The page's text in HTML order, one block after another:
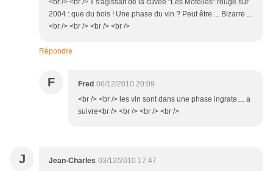
<br /> <br /> Il s'agissait de la cuvée "Les Motelles" rouge sur
2004 : que du bois ! Une phase du vin ? Peut être ... Bizarre ...
<br /> <br /> <br /> <br />
Répondre
F Fred 06/12/2010 20:09
<br /> <br /> les vin sont dans une phase ingrate.... a
suivre<br /> <br /> <br /> <br />
J Jean-Charles 03/12/2010 17:47